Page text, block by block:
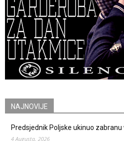
NAJNOVIJE
Predsjednik Poljske ukinuo zabranu
4 Augusta, 2026